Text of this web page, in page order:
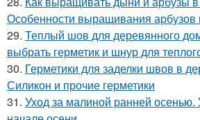
Особенности выращивания арбузов
29. Теплый шов для деревянного
выбрать герметик и шнур для
30. Герметики для заделки швов в
Силикон и прочие герметики
31. Уход за малиной ранней осенью.